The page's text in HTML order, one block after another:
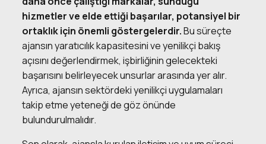
hizmetler ve elde ettiği başarılar, potansiyel bir
ortaklık için önemli göstergelerdir.Bu süreçte
ajansın yaratıcılık kapasitesini ve yenilikçi bakış
açısını değerlendirmek, işbirliğinin gelecekteki
başarısını belirleyecek unsurlar arasında yer alır.
Ayrıca, ajansın sektördeki yenilikçi uygulamaları
takip etme yeteneği de göz önünde
bulundurulmalıdır.